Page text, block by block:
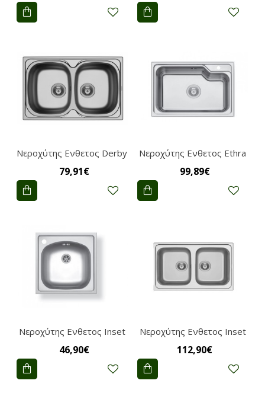
Νεροχύτης Ενθετος Derby
79,91€
Νεροχύτης Ενθετος Ethra
99,89€
Νεροχύτης Ενθετος Inset
46,90€
Νεροχύτης Ενθετος Inset
112,90€